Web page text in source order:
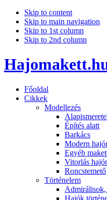
Skip to content
Skip to main navigation
Skip to 1st column
Skip to 2nd column
Főoldal
Cikkek
Modellezés
Építés alatt
Barkács
Modern
Egyéb
Vitorlás
Roncstemető
Történelem
Hajók